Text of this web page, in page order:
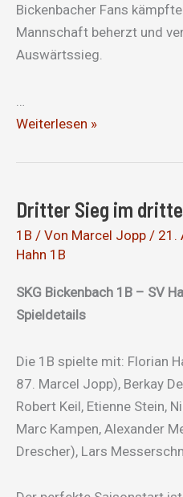
Bickenbacher Fans
Mannschaft beherzt und
Auswärtssieg.
Mit
und
zum
ersten
Saisonsieg
Weiterlesen »
Dritter Sieg im
1B / Von Marcel Jopp / 21.
Hahn 1B
SKG Bickenbach 1B – SV
Spieldetails
Die 1B spielte mit: Florian
87. Marcel Jopp), Berkay
Robert Keil, Etienne Stein,
Marc Kampen, Alexander
Drescher), Lars